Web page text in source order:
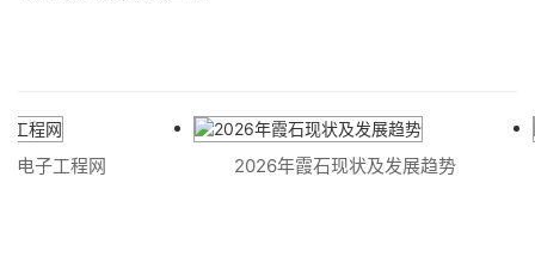
子工程网 2026年霞石现状及发展趋势